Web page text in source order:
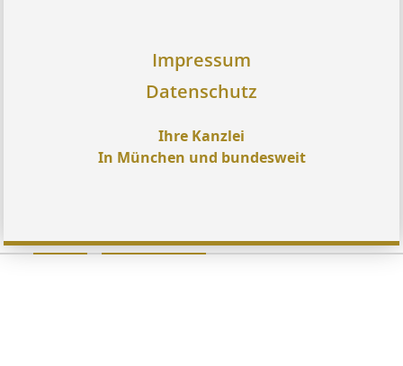
Impressum
Datenschutz
Ihre Kanzlei
In München und bundesweit